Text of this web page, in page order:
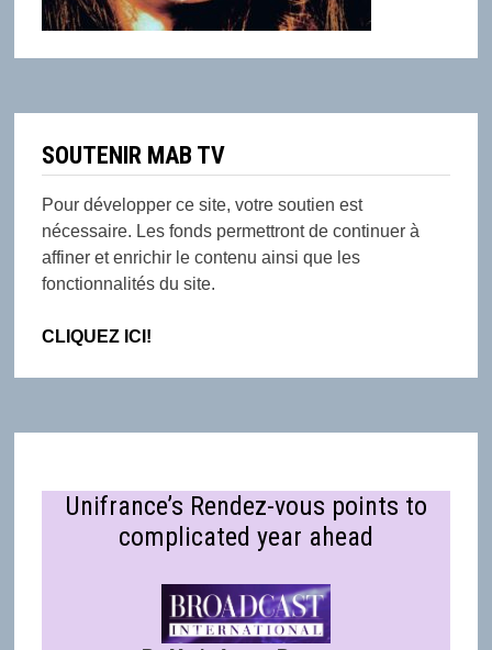
SOUTENIR MAB TV
Pour développer ce site, votre soutien est
nécessaire. Les fonds permettront de continuer à
affiner et enrichir le contenu ainsi que les
fonctionnalités du site.
CLIQUEZ ICI!
Unifrance’s Rendez-vous points to
complicated year ahead